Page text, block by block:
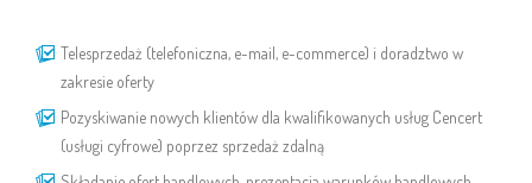
Telesprzedaż (telefoniczna, e-mail, e-commerce) i doradztwo w
zakresie oferty
Pozyskiwanie nowych klientów dla kwalifikowanych usług Cencert
(usługi cyfrowe) poprzez sprzedaż zdalną